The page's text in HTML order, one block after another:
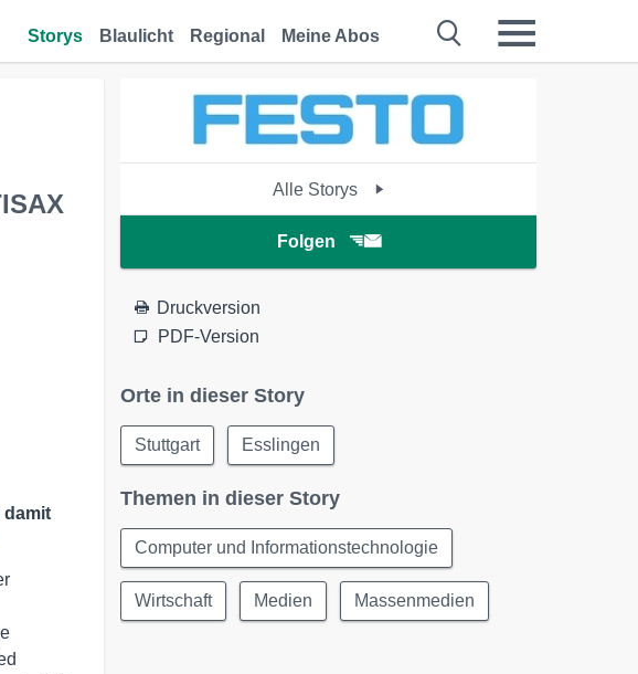
Storys Blaulicht Regional Meine Abos
damit
Alle Storys
Folgen
Druckversion
PDF-Version
Orte in dieser Story
Stuttgart Esslingen
Themen in dieser Story
Computer und Informationstechnologie
Wirtschaft Medien Massenmedien